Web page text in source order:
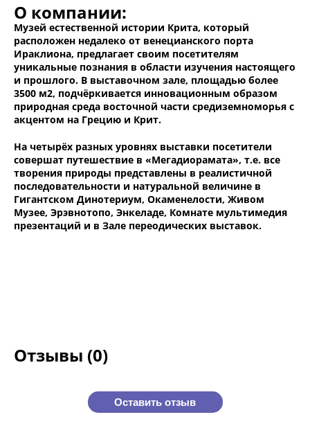
О компании:
Музей естественной истории Крита, который
расположен недалеко от венецианского порта
Ираклиона, предлагает своим посетителям
уникальные познания в области изучения настоящего
и прошлого. В выставочном зале, площадью более
3500 м2, подчёркивается инновационным образом
природная среда восточной части средиземноморья с
акцентом на Грецию и Крит.
На четырёх разных уровнях выставки посетители
совершат путешествие в «Мегадиорамата», т.е. все
творения природы представлены в реалистичной
последовательности и натуральной величине в
Гигантском Динотериум, Окаменелости, Живом
Музее, Эрэвнотопо, Энкеладе, Комнате мультимедия
презентаций и в Зале переодических выставок.
Отзывы (0)
Оставить отзыв